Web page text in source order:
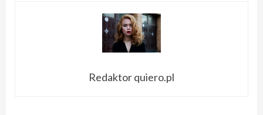
Redaktor quiero.pl